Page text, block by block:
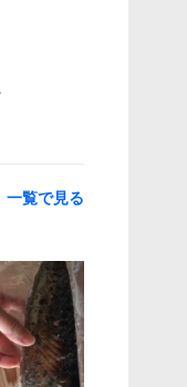
一覧で見る